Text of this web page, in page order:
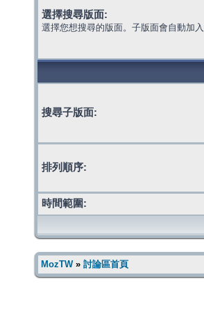
選擇搜尋版面:
選擇您想搜尋的版面。子版面會自動加
搜尋子版面:
排列順序:
時間範圍:
MozTW» 討論區首頁